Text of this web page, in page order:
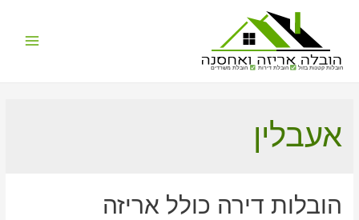
הובלות קטנות בזול הובלת דירות הובלת משרדים
אעבלין
הובלות דירה כולל אריזה